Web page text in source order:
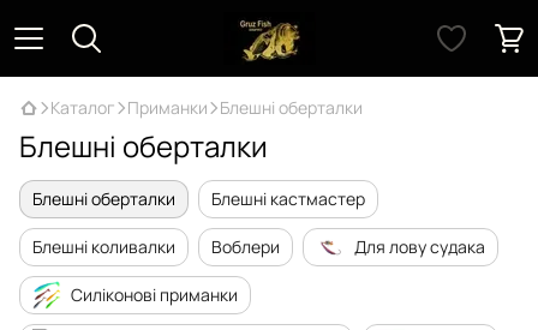
Каталог Приманки Блешні оберталки
Блешні оберталки
Блешні оберталки Блешні кастмастер
Блешні коливалки Воблери Для лову судака
Силіконові приманки